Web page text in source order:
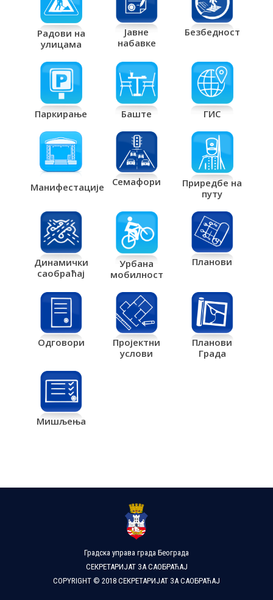
Радови на
улицама
Јавне
набавке
Безбедност
Паркирање Баште ГИС
Манифестације Семафори
Приредбе на
путу
Динамички
саобраћај
Урбана
мобилност
Планови
Одговори
Пројектни
услови
Планови
Града
Мишљења
Градска управа града Београда
СЕКРЕТАРИЈАТ ЗА САОБРАЋАЈ
COPYRIGHT © 2018 СЕКРЕТАРИЈАТ ЗА САОБРАЋАЈ